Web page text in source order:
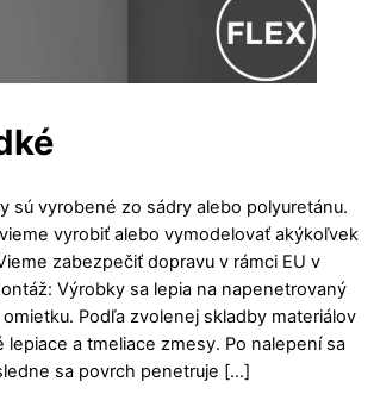
sú vyrobené zo sádry alebo polyuretánu.
vyrobiť alebo vymodelovať akýkoľvek
zabezpečiť dopravu v rámci EU v
Výrobky sa lepia na napenetrovaný
Podľa zvolenej skladby materiálov
a tmeliace zmesy. Po nalepení sa
sa povrch penetruje […]